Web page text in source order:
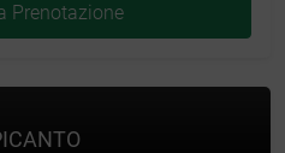
Prenotazione